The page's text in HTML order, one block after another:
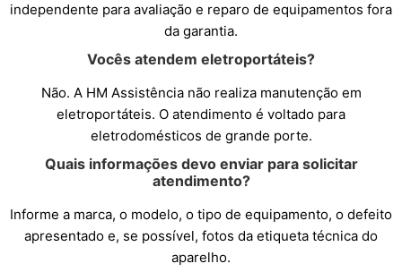
independente para avaliação e reparo de equipamentos fora
da garantia.
Vocês atendem eletroportáteis?
Não. A HM Assistência não realiza manutenção em
eletroportáteis. O atendimento é voltado para
eletrodomésticos de grande porte.
Quais informações devo enviar para solicitar
atendimento?
Informe a marca, o modelo, o tipo de equipamento, o defeito
apresentado e, se possível, fotos da etiqueta técnica do
aparelho.